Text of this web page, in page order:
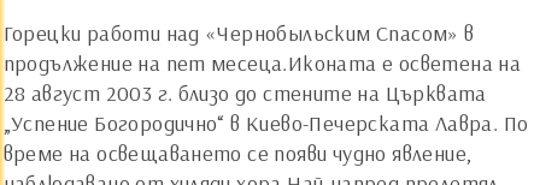
Горецки работи над «Чернобыльским Спасом» в
продължение на пет месеца.Иконата е осветена на
28 август 2003 г. близо до стените на Църквата
„Успение Богородично“ в Киево-Печерската Лавра. По
време на освещаването се появи чудно явление,